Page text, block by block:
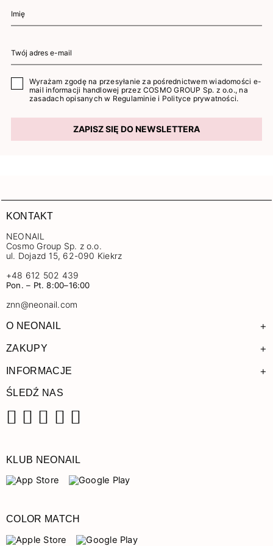
Wyrażam zgodę na przesyłanie za pośrednictwem wiadomości e-
mail informacji handlowej przez COSMO GROUP Sp. z o.o., na
zasadach opisanych w Regulaminie i Polityce prywatności.
ZAPISZ SIĘ DO NEWSLETTERA
KONTAKT
NEONAIL
Cosmo Group Sp. z o.o.
ul. Dojazd 15, 62-090 Kiekrz
+48 612 502 439
Pon. – Pt. 8:00–16:00
znn@neonail.com
O NEONAIL +
ZAKUPY +
INFORMACJE +
ŚLEDŹ NAS
KLUB NEONAIL
COLOR MATCH